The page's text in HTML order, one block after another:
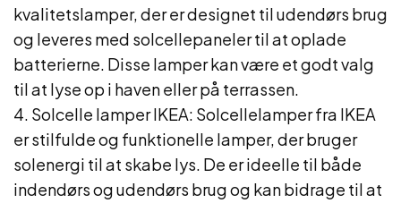
kvalitetslamper, der er designet til udendørs brug
og leveres med solcellepaneler til at oplade
batterierne. Disse lamper kan være et godt valg
til at lyse op i haven eller på terrassen.
4. Solcelle lamper IKEA: Solcellelamper fra IKEA
er stilfulde og funktionelle lamper, der bruger
solenergi til at skabe lys. De er ideelle til både
indendørs og udendørs brug og kan bidrage til at